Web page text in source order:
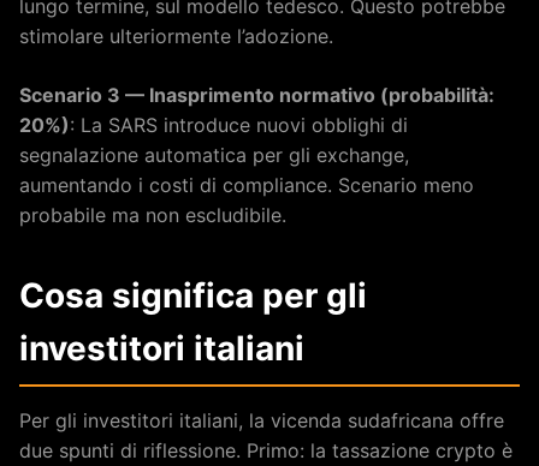
lungo termine, sul modello tedesco. Questo potrebbe
stimolare ulteriormente l’adozione.
Scenario 3 — Inasprimento normativo (probabilità:
20%): La SARS introduce nuovi obblighi di
segnalazione automatica per gli exchange,
aumentando i costi di compliance. Scenario meno
probabile ma non escludibile.
Cosa significa per gli
investitori italiani
Per gli investitori italiani, la vicenda sudafricana offre
due spunti di riflessione. Primo: la tassazione crypto è